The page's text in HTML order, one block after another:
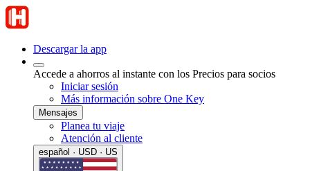
Descargar la app
Accede a ahorros al instante con los Precios para socios
Iniciar sesión
Más información sobre One Key
Mensajes
Planea tu viaje
Atención al cliente
español · USD · US